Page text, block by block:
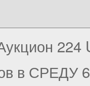
224
в СРЕДУ